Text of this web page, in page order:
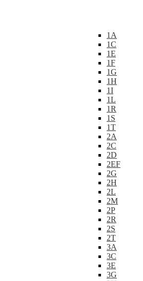
1A
1C
1E
1F
1G
1H
1I
1L
1R
1S
1T
2A
2C
2D
2EF
2G
2H
2L
2M
2P
2R
2S
2T
3A
3C
3E
3G